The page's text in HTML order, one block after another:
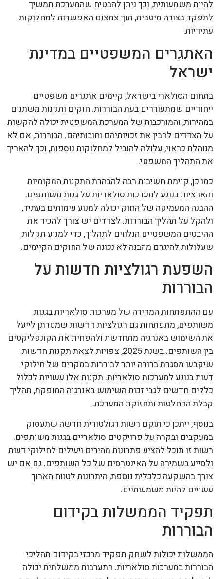
להיות משמעותית, וכך ניתן להבטיח שהמערכת תמשיך
לתפקד בצורה מיטבית, תוך צמצום האפשרות למחלוקות
עתידיות.
האתגרים המשפטיים במדינת
ישראל
בתחום הסולארי בישראל, קיימים אתגרים משפטיים
ייחודיים שמתעוררים בעת הבוררות. חוקים ותקנות משתנים
במהירות, והמורכבות של המערכת המשפטית יכולה להקשות
על הצדדים להבין את זכויותיהם וחובותיהם. הבוררות, אם לא
מנוהלת כראוי, עלולה להוביל למחלוקות נוספות, וכך להאריך
את התהליך המשפטי.
כמו כן, קיימת חשיבות רבה להבהרת התקנות המקומיות
והארציות בנוגע למערכות סולאריות על גגות משותפים.
ההבנה המעמיקה של החוק יכולה למנוע עימותים בעתיד,
ולהקל על תהליך הבוררות. לצדדים יש צורך להכיר את
ההיבטים המשפטיים הנלווים לתהליך, כדי למנוע תקלות
שעלולות להיגרם מהבנה לא נכונה של החוקים הקיימים.
השפעת רגולציות חדשות על
הבוררות
עם ההתפתחות המהירה של מערכות סולאריות בגגות
משותפים, מתפתחות גם רגולציות חדשות שמטרתן לייעל
את השימוש באנרגיה מתחדשת ולהפחית את הקונפליקטים
בין השותפים. בשנת 2025, צפויות לצאת תקנות חדשות
שיקבעו מסגרת ברורה יותר לבוררות במקרים של חילוקי
דעות בנוגע למערכות סולאריות. תקנות אלו עשויות לכלול
כללים חדשים לגבי זכות השימוש באנרגיה המופקת, תהליך
קבלת ההחלטות ותחזוקת המערכת.
בנוסף, ייתכן כי תוקם רשות רגולטורית חדשה שתעסוק
במעקבים ובקרה על פרויקטים סולאריים בגגות משותפים.
רשות זו תוכל להציע פתרונות מהירים ויעילים לחילוקי דעות
ולסייע בשמירה על האינטרסים של כל השותפים. גם אם יש
צורך בהשקעה כלכלית נוספת, היתרונות לטווח הארוך
עשויים להיות משמעותיים.
תפקיד הממשלות בקידום
הבוררות
הממשלות יכולות לשחק תפקיד מרכזי בקידום תהליכי
הבוררות במערכות סולאריות. התערבות ממשלתית יכולה